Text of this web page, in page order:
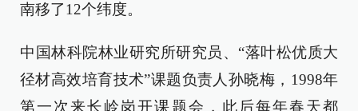
南移了12个纬度。
中国林科院林业研究所研究员、“落叶松优质大
径材高效培育技术”课题负责人孙晓梅，1998年
第一次来长岭岗开课题会，此后每年春天都